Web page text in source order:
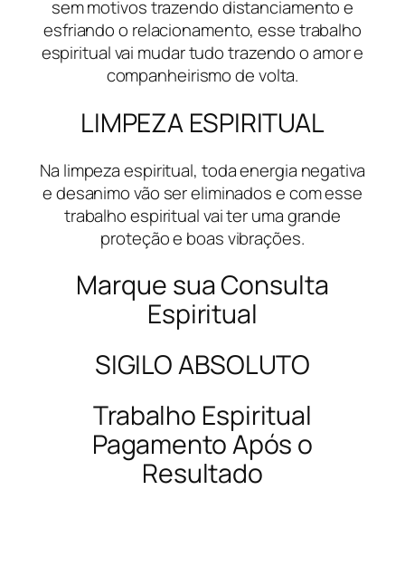
sem motivos trazendo distanciamento e
esfriando o relacionamento, esse trabalho
espiritual vai mudar tudo trazendo o amor e
companheirismo de volta.
LIMPEZA ESPIRITUAL
Na limpeza espiritual, toda energia negativa
e desanimo vão ser eliminados e com esse
trabalho espiritual vai ter uma grande
proteção e boas vibrações.
Marque sua Consulta
Espiritual
SIGILO ABSOLUTO
Trabalho Espiritual
Pagamento Após o
Resultado